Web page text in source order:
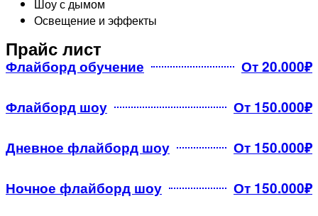
Шоу с дымом
Освещение и эффекты
Прайс лист
Флайборд обучение От 20.000₽
Флайборд шоу От 150.000₽
Дневное флайборд шоу От 150.000₽
Ночное флайборд шоу От 150.000₽